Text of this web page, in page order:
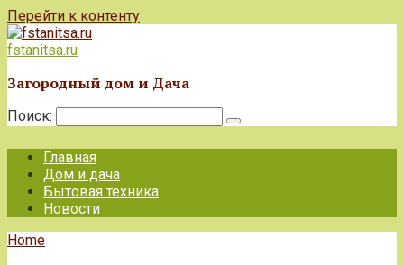
Перейти к контенту
fstanitsa.ru
Загородный дом и Дача
Поиск:
Главная
Дом и дача
Бытовая техника
Новости
Home